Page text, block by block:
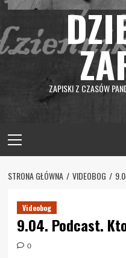
ZAPISKI Z CZASÓW
Menu
STRONA GŁÓWNA VIDEOBOG
Videobog
9.04. Podcast.
0